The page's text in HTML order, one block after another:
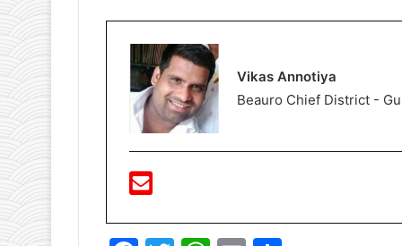
Vikas Annotiya
Beauro Chief District -